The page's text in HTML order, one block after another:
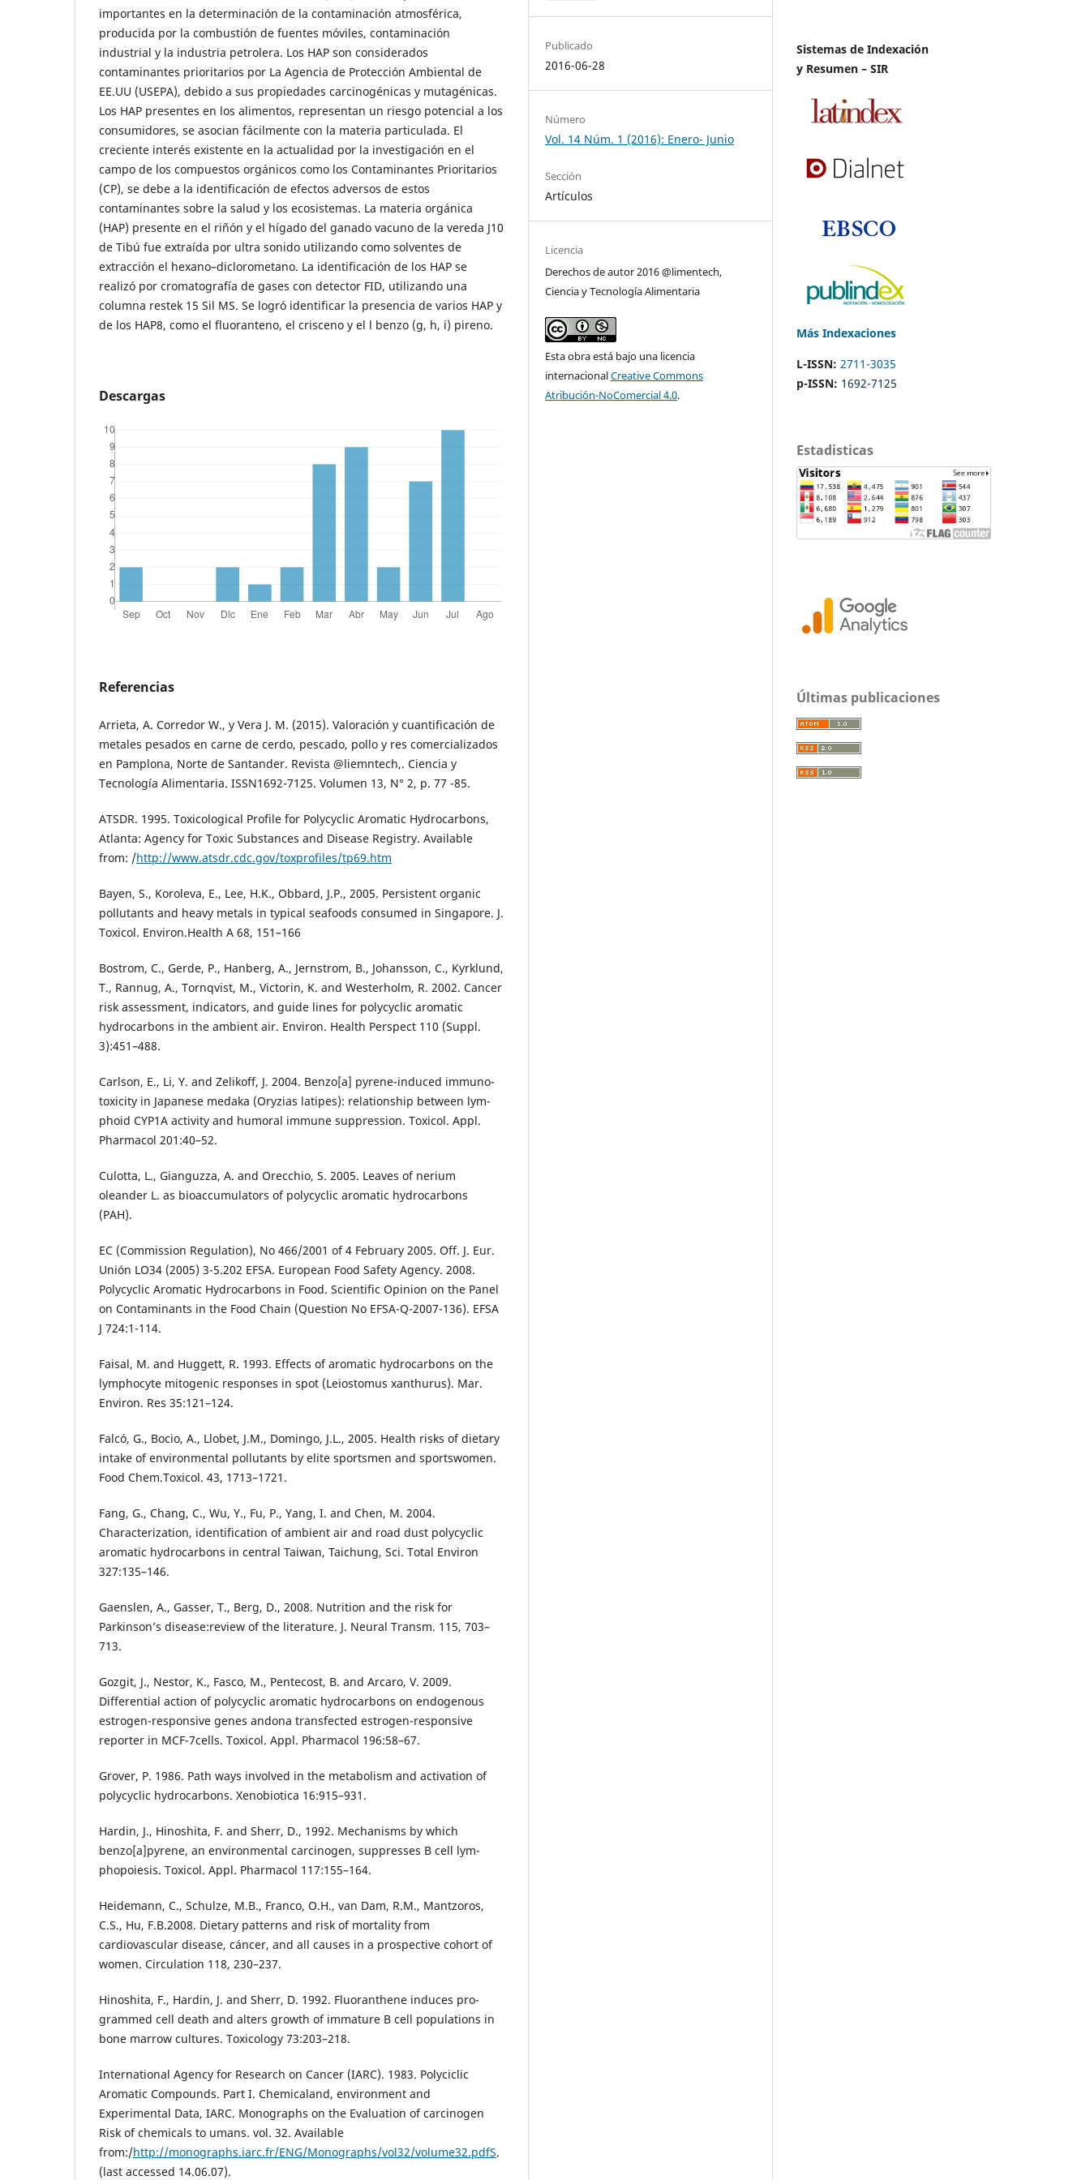
importantes en la determinación de la contaminación atmosférica,
producida por la combustión de fuentes móviles, contaminación
industrial y la industria petrolera. Los HAP son considerados
contaminantes prioritarios por La Agencia de Protección Ambiental de
EE.UU (USEPA), debido a sus propiedades carcinogénicas y mutagénicas.
Los HAP presentes en los alimentos, representan un riesgo potencial a los
consumidores, se asocian fácilmente con la materia particulada. El
creciente interés existente en la actualidad por la investigación en el
campo de los compuestos orgánicos como los Contaminantes Prioritarios
(CP), se debe a la identificación de efectos adversos de estos
contaminantes sobre la salud y los ecosistemas. La materia orgánica
(HAP) presente en el riñón y el hígado del ganado vacuno de la vereda J10
de Tibú fue extraída por ultra sonido utilizando como solventes de
extracción el hexano–diclorometano. La identificación de los HAP se
realizó por cromatografía de gases con detector FID, utilizando una
columna restek 15 Sil MS. Se logró identificar la presencia de varios HAP y
de los HAP8, como el fluoranteno, el crisceno y el l benzo (g, h, i) pireno.
Descargas
Referencias
Arrieta, A. Corredor W., y Vera J. M. (2015). Valoración y cuantificación de
metales pesados en carne de cerdo, pescado, pollo y res comercializados
en Pamplona, Norte de Santander. Revista @liemntech,. Ciencia y
Tecnología Alimentaria. ISSN1692-7125. Volumen 13, N° 2, p. 77 -85.
ATSDR. 1995. Toxicological Profile for Polycyclic Aromatic Hydrocarbons,
Atlanta: Agency for Toxic Substances and Disease Registry. Available
from: /http://www.atsdr.cdc.gov/toxprofiles/tp69.htm
Bayen, S., Koroleva, E., Lee, H.K., Obbard, J.P., 2005. Persistent organic
pollutants and heavy metals in typical seafoods consumed in Singapore. J.
Toxicol. Environ.Health A 68, 151–166
Bostrom, C., Gerde, P., Hanberg, A., Jernstrom, B., Johansson, C., Kyrklund,
T., Rannug, A., Tornqvist, M., Victorin, K. and Westerholm, R. 2002. Cancer
risk assessment, indicators, and guide lines for polycyclic aromatic
hydrocarbons in the ambient air. Environ. Health Perspect 110 (Suppl.
3):451–488.
Carlson, E., Li, Y. and Zelikoff, J. 2004. Benzo[a] pyrene-induced immuno-
toxicity in Japanese medaka (Oryzias latipes): relationship between lym-
phoid CYP1A activity and humoral immune suppression. Toxicol. Appl.
Pharmacol 201:40–52.
Culotta, L., Gianguzza, A. and Orecchio, S. 2005. Leaves of nerium
oleander L. as bioaccumulators of polycyclic aromatic hydrocarbons
(PAH).
EC (Commission Regulation), No 466/2001 of 4 February 2005. Off. J. Eur.
Unión LO34 (2005) 3-5.202 EFSA. European Food Safety Agency. 2008.
Polycyclic Aromatic Hydrocarbons in Food. Scientific Opinion on the Panel
on Contaminants in the Food Chain (Question No EFSA-Q-2007-136). EFSA
J 724:1-114.
Faisal, M. and Huggett, R. 1993. Effects of aromatic hydrocarbons on the
lymphocyte mitogenic responses in spot (Leiostomus xanthurus). Mar.
Environ. Res 35:121–124.
Falcó, G., Bocio, A., Llobet, J.M., Domingo, J.L., 2005. Health risks of dietary
intake of environmental pollutants by elite sportsmen and sportswomen.
Food Chem.Toxicol. 43, 1713–1721.
Fang, G., Chang, C., Wu, Y., Fu, P., Yang, I. and Chen, M. 2004.
Characterization, identification of ambient air and road dust polycyclic
aromatic hydrocarbons in central Taiwan, Taichung, Sci. Total Environ
327:135–146.
Gaenslen, A., Gasser, T., Berg, D., 2008. Nutrition and the risk for
Parkinson’s disease:review of the literature. J. Neural Transm. 115, 703–
713.
Gozgit, J., Nestor, K., Fasco, M., Pentecost, B. and Arcaro, V. 2009.
Differential action of polycyclic aromatic hydrocarbons on endogenous
estrogen-responsive genes andona transfected estrogen-responsive
reporter in MCF-7cells. Toxicol. Appl. Pharmacol 196:58–67.
Grover, P. 1986. Path ways involved in the metabolism and activation of
polycyclic hydrocarbons. Xenobiotica 16:915–931.
Hardin, J., Hinoshita, F. and Sherr, D., 1992. Mechanisms by which
benzo[a]pyrene, an environmental carcinogen, suppresses B cell lym-
phopoiesis. Toxicol. Appl. Pharmacol 117:155–164.
Heidemann, C., Schulze, M.B., Franco, O.H., van Dam, R.M., Mantzoros,
C.S., Hu, F.B.2008. Dietary patterns and risk of mortality from
cardiovascular disease, cáncer, and all causes in a prospective cohort of
women. Circulation 118, 230–237.
Hinoshita, F., Hardin, J. and Sherr, D. 1992. Fluoranthene induces pro-
grammed cell death and alters growth of immature B cell populations in
bone marrow cultures. Toxicology 73:203–218.
International Agency for Research on Cancer (IARC). 1983. Polyciclic
Aromatic Compounds. Part I. Chemicaland, environment and
Experimental Data, IARC. Monographs on the Evaluation of carcinogen
Risk of chemicals to umans. vol. 32. Available
from:/http://monographs.iarc.fr/ENG/Monographs/vol32/volume32.pdfS.
(last accessed 14.06.07).
Publicado
2016-06-28
Número
Vol. 14 Núm. 1 (2016): Enero- Junio
Sección
Artículos
Licencia
Derechos de autor 2016 @limentech,
Ciencia y Tecnología Alimentaria
Esta obra está bajo una licencia
internacionalCreative Commons
Atribución-NoComercial 4.0.
Sistemas de Indexación
y Resumen – SIR
Más Indexaciones
L-ISSN: 2711-3035
p-ISSN: 1692-7125
Estadisticas
Últimas publicaciones